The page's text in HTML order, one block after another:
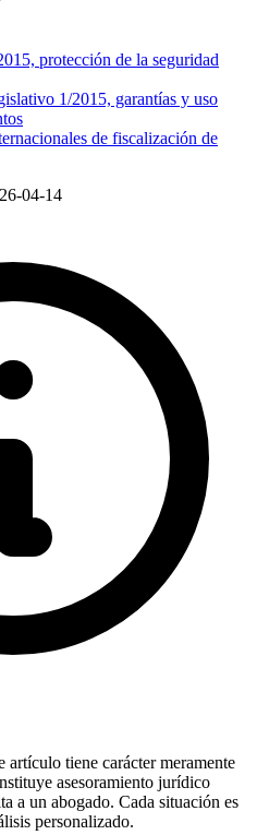
protección de la seguridad
1/2015, garantías y uso
de fiscalización de
04-14
tiene carácter meramente
asesoramiento jurídico
a un abogado. Cada situación es
personalizado.